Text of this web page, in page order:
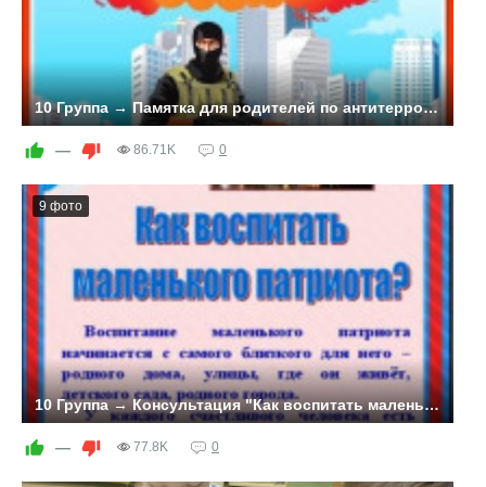
10 Группа → Памятка для родителей по антитеррору.
— 86.71K 0
9 фото
10 Группа → Консультация "Как воспитать маленького патриота"
— 77.8K 0